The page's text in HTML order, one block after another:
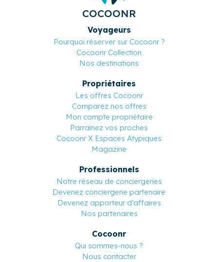
COCOONR
Voyageurs
Pourquoi réserver sur Cocoonr ?
Cocoonr Collection
Nos destinations
Propriétaires
Les offres Cocoonr
Comparez nos offres
Mon compte propriétaire
Parrainez vos proches
Cocoonr X Espaces Atypiques
Magazine
Professionnels
Notre réseau de conciergeries
Devenez conciergerie partenaire
Devenez apporteur d’affaires
Nos partenaires
Cocoonr
Qui sommes-nous ?
Nous contacter